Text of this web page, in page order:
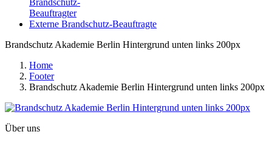
Brandschutz-
Beauftragter
Externe Brandschutz-Beauftragte
Brandschutz Akademie Berlin Hintergrund unten links 200px
Home
Footer
Brandschutz Akademie Berlin Hintergrund unten links 200px
Über uns